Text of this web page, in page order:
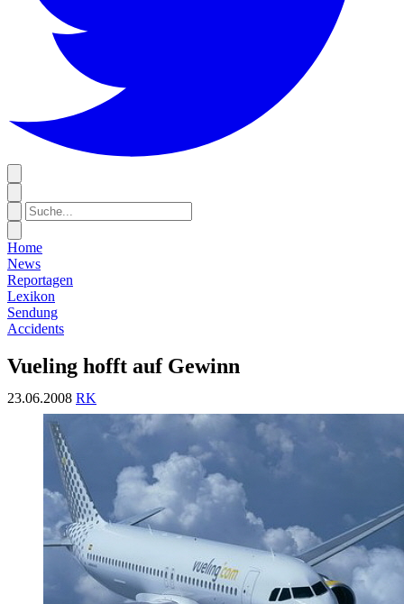
Home
News
Reportagen
Lexikon
Sendung
Accidents
Vueling hofft auf Gewinn
23.06.2008 RK